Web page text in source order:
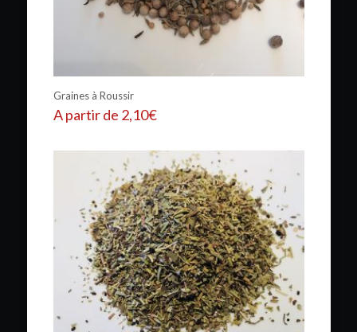
Graines à Roussir
A partir de 2,10€